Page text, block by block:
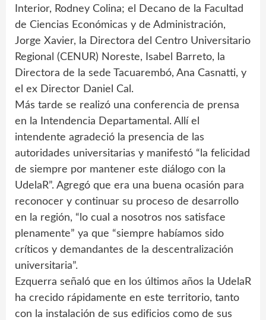
Interior, Rodney Colina; el Decano de la Facultad
de Ciencias Económicas y de Administración,
Jorge Xavier, la Directora del Centro Universitario
Regional (CENUR) Noreste, Isabel Barreto, la
Directora de la sede Tacuarembó, Ana Casnatti, y
el ex Director Daniel Cal.
Más tarde se realizó una conferencia de prensa
en la Intendencia Departamental. Allí el
intendente agradeció la presencia de las
autoridades universitarias y manifestó “la felicidad
de siempre por mantener este diálogo con la
UdelaR”. Agregó que era una buena ocasión para
reconocer y continuar su proceso de desarrollo
en la región, “lo cual a nosotros nos satisface
plenamente” ya que “siempre habíamos sido
críticos y demandantes de la descentralización
universitaria”.
Ezquerra señaló que en los últimos años la UdelaR
ha crecido rápidamente en este territorio, tanto
con la instalación de sus edificios como de sus